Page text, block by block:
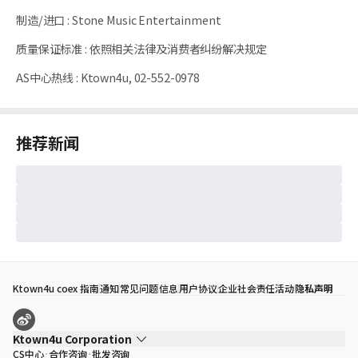
制造/进口 :Stone Music Entertainment
质量保证标准 :依照相关法律及消费者纠纷解决规定
AS中心热线 : Ktown4u, 02-552-0978
推荐新闻
Ktown4u coex 指南通知常见问题信息用户协议企业社会责任活动隐私声明
Ktown4u Corporation
CS中心 合作咨询 批发咨询